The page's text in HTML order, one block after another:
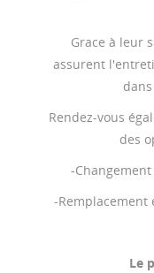
Grace à leur
assurent
Rendez-vous
des
-
-Remplacement
Le